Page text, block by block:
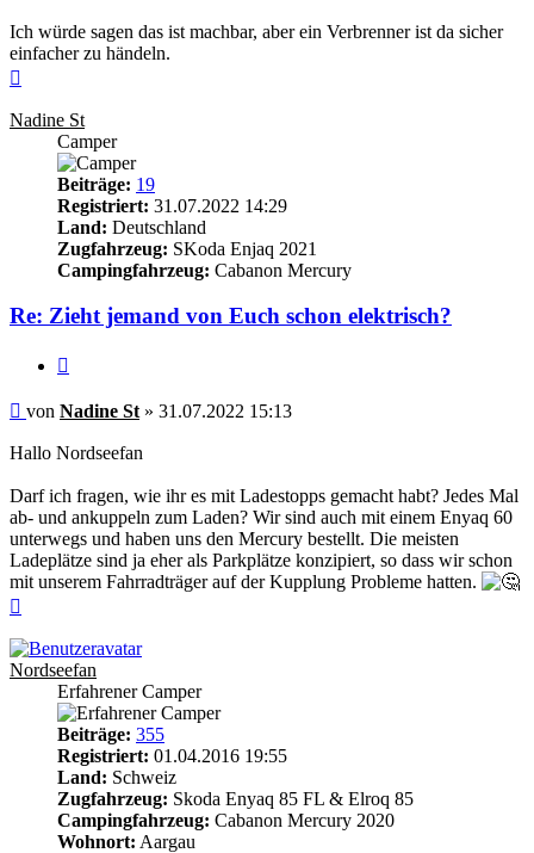
Ich würde sagen das ist machbar, aber ein Verbrenner ist da sicher
einfacher zu händeln.
Nadine St
Camper
Beiträge: 19
Registriert: 31.07.2022 14:29
Land: Deutschland
Zugfahrzeug: SKoda Enjaq 2021
Campingfahrzeug: Cabanon Mercury
Re: Zieht jemand von Euch schon elektrisch?
Beitrag
von Nadine St » 31.07.2022 15:13
Hallo Nordseefan
Darf ich fragen, wie ihr es mit Ladestopps gemacht habt? Jedes Mal
ab- und ankuppeln zum Laden? Wir sind auch mit einem Enyaq 60
unterwegs und haben uns den Mercury bestellt. Die meisten
Ladeplätze sind ja eher als Parkplätze konzipiert, so dass wir schon
mit unserem Fahrradträger auf der Kupplung Probleme hatten.
Nordseefan
Erfahrener Camper
Beiträge: 355
Registriert: 01.04.2016 19:55
Land: Schweiz
Zugfahrzeug: Skoda Enyaq 85 FL & Elroq 85
Campingfahrzeug: Cabanon Mercury 2020
Wohnort: Aargau